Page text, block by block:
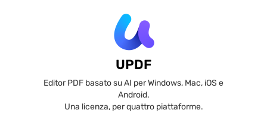
UPDF
Editor PDF basato su AI per Windows, Mac, iOS e
Android.
Una licenza, per quattro piattaforme.